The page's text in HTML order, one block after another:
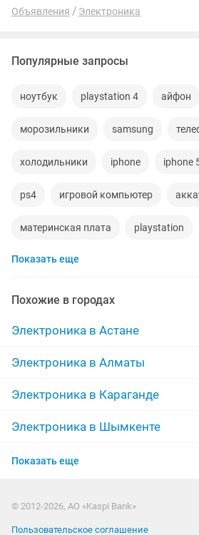
Объявления Электроника
Популярные запросы
ноутбук playstation 4 айфон
морозильники samsung
холодильники iphone iphone
ps4 игровой компьютер
материнская плата playstation
стиральная машина
macbook компьютер
ipad 2 колонки телефон
радиодетали сабвуфер
Показать еще
Похожие в городах
Электроника в Астане
Электроника в Алматы
Электроника в Караганде
Электроника в Шымкенте
Электроника в Усть-
Электроника в Актау
Показать еще
© 2012-2026, АО «Kaspi Bank»
Пользовательское соглашение